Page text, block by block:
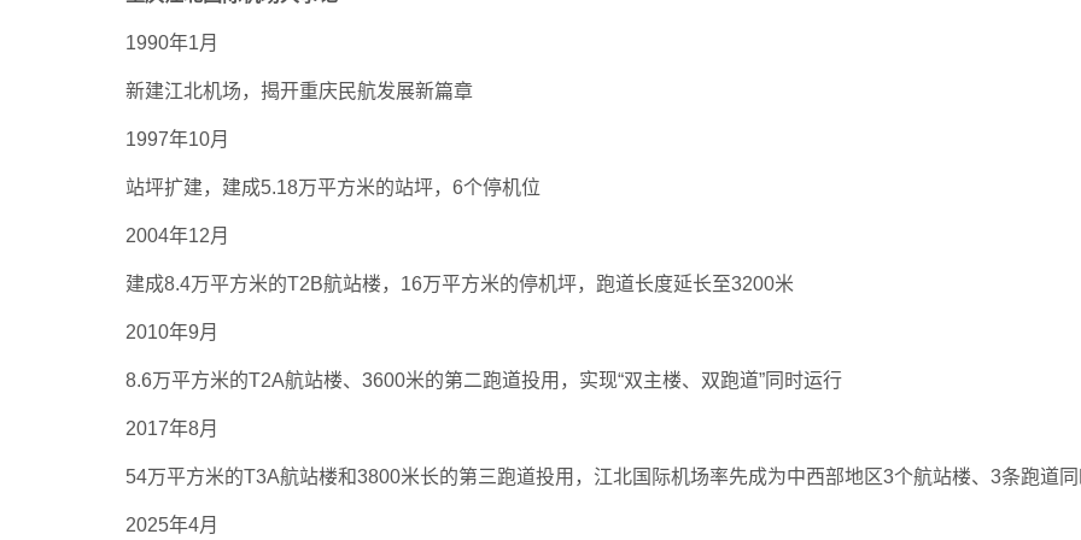
1990年1月
新建江北机场，揭开重庆民航发展新篇章
1997年10月
站坪扩建，建成5.18万平方米的站坪，6个停机位
2004年12月
建成8.4万平方米的T2B航站楼，16万平方米的停机坪，跑道长度延长至3200米
2010年9月
8.6万平方米的T2A航站楼、3600米的第二跑道投用，实现“双主楼、双跑道”同时运行
2017年8月
54万平方米的T3A航站楼和3800米长的第三跑道投用，江北国际机场率先成为中西部地区3个航站楼、3条跑道
2025年4月